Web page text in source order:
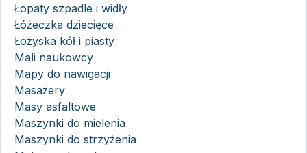
Łopaty szpadle i widły
Łóżeczka dziecięce
Łożyska kół i piasty
Mali naukowcy
Mapy do nawigacji
Masażery
Masy asfaltowe
Maszynki do mielenia
Maszynki do strzyżenia